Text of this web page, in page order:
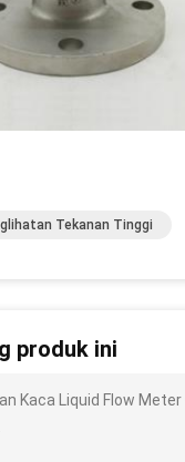
Tekanan Tinggi
produk ini
Kaca Liquid Flow